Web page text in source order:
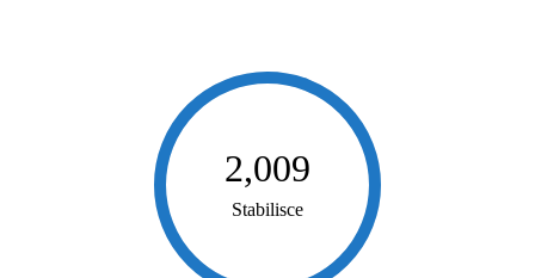
2,009
Stabilisce